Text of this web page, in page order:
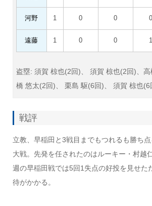
河野 1 0 0 0
遠藤 1 0 0 1
盗塁: 須賀 椋也(2回)、 須賀 椋也(2回)、
橋 悠太(2回)、 栗島 駆(6回)、 須賀 椋也(6
戦評
立教、早稲田と3戦目までもつれるも勝ち
大戦。先発を任されたのはルーキー・村越
週の早稲田戦では5回1失点の好投を見せた
待がかかる。